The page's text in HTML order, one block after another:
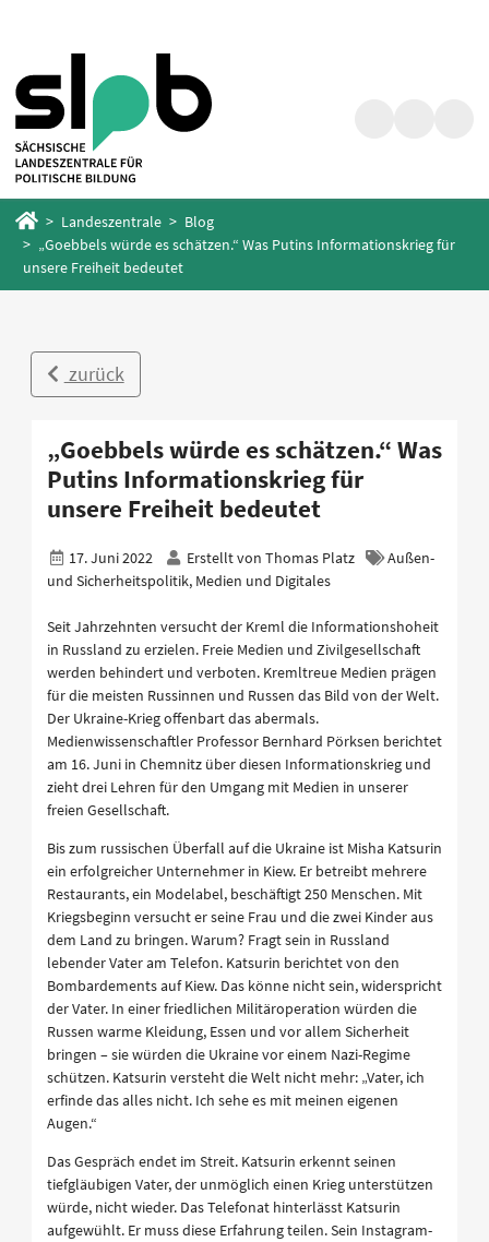
springen
springen
Startseite
Landeszentrale
Blog
„Goebbels würde es schätzen.“ Was Putins Informationskrieg für
unsere Freiheit bedeutet
zurück
„Goebbels würde es schätzen.“ Was
Putins Informationskrieg für
unsere Freiheit bedeutet
17. Juni 2022 Erstellt von Thomas Platz
Außen-
und Sicherheitspolitik, Medien und Digitales
Seit Jahrzehnten versucht der Kreml die Informationshoheit
in Russland zu erzielen. Freie Medien und Zivilgesellschaft
werden behindert und verboten. Kremltreue Medien prägen
für die meisten Russinnen und Russen das Bild von der Welt.
Der Ukraine-Krieg offenbart das abermals.
Medienwissenschaftler Professor Bernhard Pörksen berichtet
am 16. Juni in Chemnitz über diesen Informationskrieg und
zieht drei Lehren für den Umgang mit Medien in unserer
freien Gesellschaft.
Bis zum russischen Überfall auf die Ukraine ist Misha Katsurin
ein erfolgreicher Unternehmer in Kiew. Er betreibt mehrere
Restaurants, ein Modelabel, beschäftigt 250 Menschen. Mit
Kriegsbeginn versucht er seine Frau und die zwei Kinder aus
dem Land zu bringen. Warum? Fragt sein in Russland
lebender Vater am Telefon. Katsurin berichtet von den
Bombardements auf Kiew. Das könne nicht sein, widerspricht
der Vater. In einer friedlichen Militäroperation würden die
Russen warme Kleidung, Essen und vor allem Sicherheit
bringen – sie würden die Ukraine vor einem Nazi-Regime
schützen. Katsurin versteht die Welt nicht mehr: „Vater, ich
erfinde das alles nicht. Ich sehe es mit meinen eigenen
Augen.“
Das Gespräch endet im Streit. Katsurin erkennt seinen
tiefgläubigen Vater, der unmöglich einen Krieg unterstützen
würde, nicht wieder. Das Telefonat hinterlässt Katsurin
aufgewühlt. Er muss diese Erfahrung teilen. Sein Instagram-